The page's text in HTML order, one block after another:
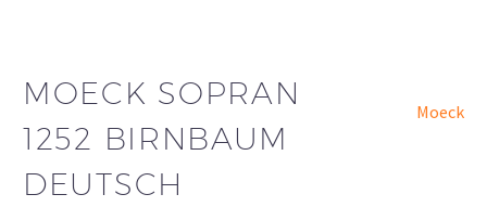
MOECK SOPRAN
1252 BIRNBAUM
DEUTSCH
Moeck